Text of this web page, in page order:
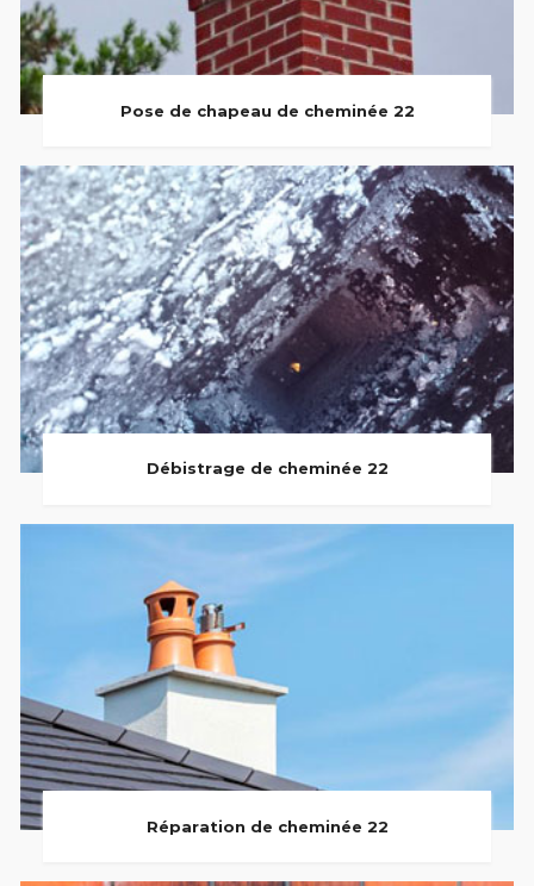
Pose de chapeau de cheminée 22
Débistrage de cheminée 22
Réparation de cheminée 22